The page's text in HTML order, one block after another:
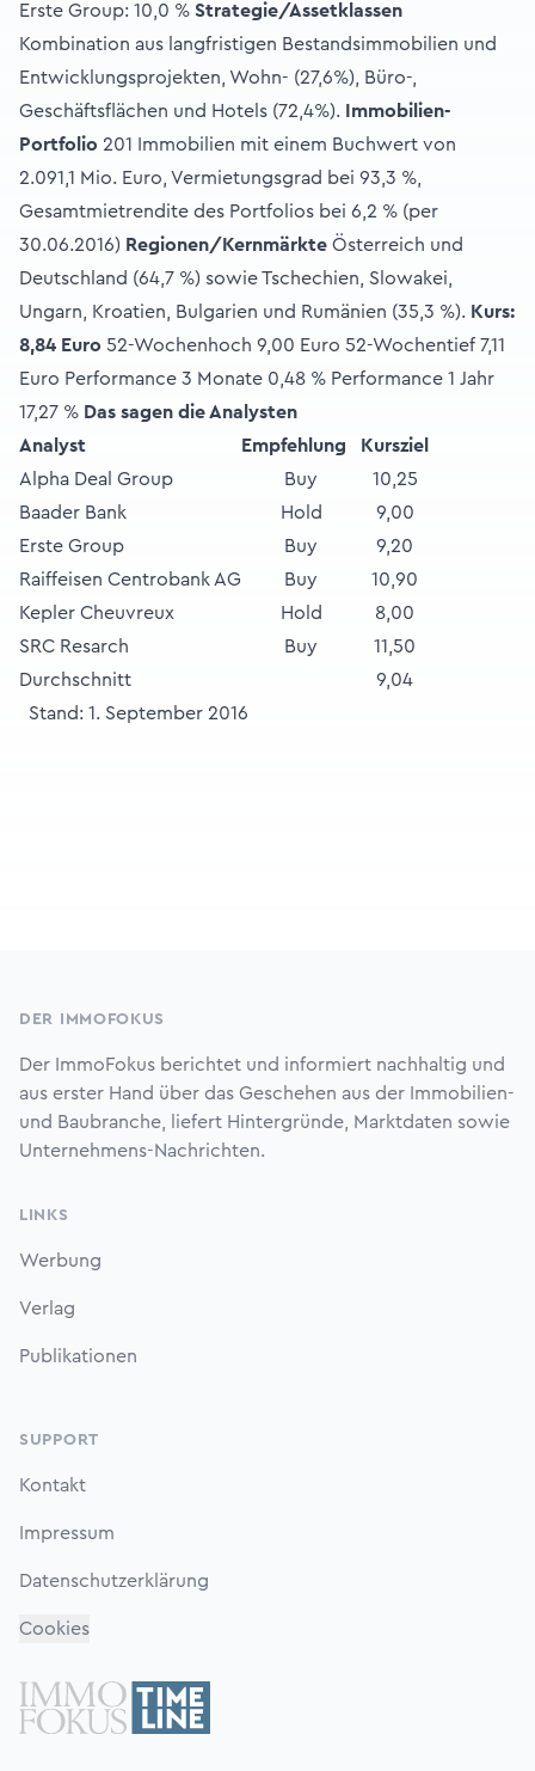
Erste Group: 10,0 % Strategie/Assetklassen
Kombination aus langfristigen Bestandsimmobilien und
Entwicklungsprojekten, Wohn- (27,6%), Büro-,
Geschäftsflächen und Hotels (72,4%).
Immobilien-
Portfolio 201 Immobilien mit einem Buchwert von
2.091,1 Mio. Euro, Vermietungsgrad bei 93,3 %,
Gesamtmietrendite des Portfolios bei 6,2 % (per
30.06.2016) Regionen/Kernmärkte Österreich und
Deutschland (64,7 %) sowie Tschechien, Slowakei,
Ungarn, Kroatien, Bulgarien und Rumänien (35,3 %). Kurs:
8,84 Euro 52-Wochenhoch 9,00 Euro 52-Wochentief 7,11
Euro Performance 3 Monate 0,48 % Performance 1 Jahr
17,27 % Das sagen die Analysten
Analyst
Empfehlung
Kursziel
Alpha Deal Group
Buy
10,25
Baader Bank
Hold
9,00
Erste Group
Buy
9,20
Raiffeisen Centrobank AG
Buy
10,90
Kepler Cheuvreux
Hold
8,00
SRC Resarch
Buy
11,50
Durchschnitt
9,04
Stand: 1. September 2016
DER IMMOFOKUS
Der ImmoFokus berichtet und informiert nachhaltig und
aus erster Hand über das Geschehen aus der Immobilien-
und Baubranche, liefert Hintergründe, Marktdaten sowie
Unternehmens-Nachrichten.
LINKS
Werbung
Verlag
Publikationen
SUPPORT
Kontakt
Impressum
Datenschutzerklärung
Cookies